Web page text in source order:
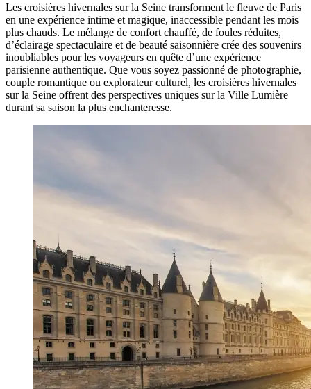
Les croisières hivernales sur la Seine transforment le fleuve de Paris
en une expérience intime et magique, inaccessible pendant les mois
plus chauds. Le mélange de confort chauffé, de foules réduites,
d’éclairage spectaculaire et de beauté saisonnière crée des souvenirs
inoubliables pour les voyageurs en quête d’une expérience
parisienne authentique. Que vous soyez passionné de photographie,
couple romantique ou explorateur culturel, les croisières hivernales
sur la Seine offrent des perspectives uniques sur la Ville Lumière
durant sa saison la plus enchanteresse.